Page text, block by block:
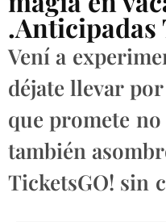
.Anticipadas
Vení a
déjate llevar
que promete
también
TicketsGO! sin